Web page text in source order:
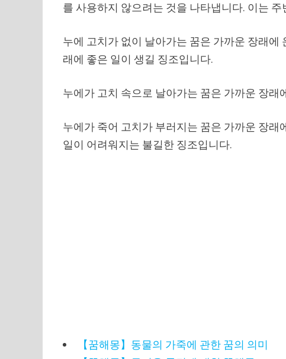
를 사용하지 않으려는 것을 나타냅니다. 이는
누에 고치가 없이 날아가는 꿈은 가까운 장래
래에 좋은 일이 생길 징조입니다.
누에가 고치 속으로 날아가는 꿈은 가까운 장
누에가 죽어 고치가 부러지는 꿈은 가까운 장
일이 어려워지는 불길한 징조입니다.
【꿈해몽】동물의 가죽에 관한 꿈의 의미